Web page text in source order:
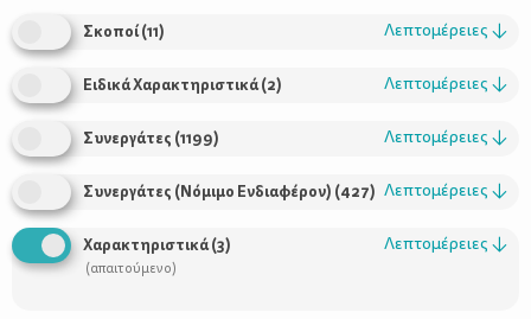
Η υιοθεσία ενός σκύλου είναι προγραμματισμένη και
«ελεγχόμενη», όταν αφορά σε ένα σκυλάκι ράτσας, το οποίο
φτάνει στο σπίτι κυριολεκτικά κατόπιν παραγγελίας. Στην
περίπτωση, όμως, που ο τετράποδος επισκέπτης είναι ημίαιμος,
εισβάλει αναπάντεχα και σχεδόν «εκβιαστικά» στην οικογένεια,
που καλείται να αποφασίσει αν θα κρατήσει ή όχι το συνήθως
συμπαθέστατο σκυλάκι. .
Σκοποί(11) Λεπτομέρειες ↓
Ειδικά Χαρακτηριστικά(2) Λεπτομέρειες ↓
Συνεργάτες (1199) Λεπτομέρειες ↓
Συνεργάτες (Νόμιμο Ενδιαφέρον) (427) Λεπτομέρειες ↓
Χαρακτηριστικά(3)
(απαιτούμενο)
Λεπτομέρειες ↓